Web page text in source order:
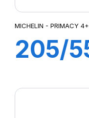
MICHELIN - PRIMACY 4+
205/